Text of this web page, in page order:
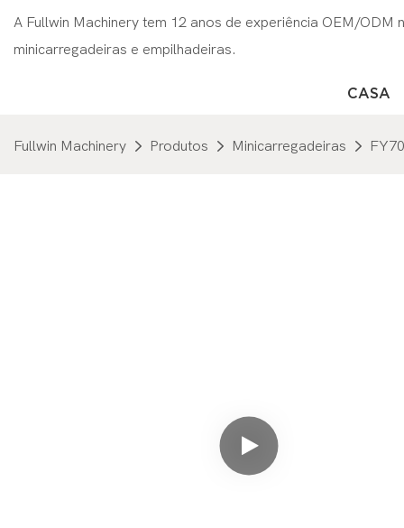
A Fullwin Machinery tem 12 anos de experiência OEM/ODM
minicarregadeiras e empilhadeiras.
CASA
Fullwin Machinery Produtos Minicarregadeiras